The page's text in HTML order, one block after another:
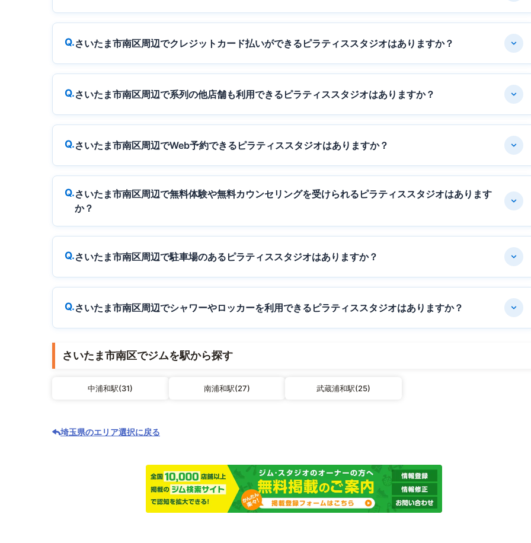
さいたま市南区周辺でクレジットカード払いができるピラティススタジオはありますか？
さいたま市南区周辺で系列の他店舗も利用できるピラティススタジオはありますか？
さいたま市南区周辺でWeb予約できるピラティススタジオはありますか？
さいたま市南区周辺で無料体験や無料カウンセリングを受けられるピラティススタジオはあります
か？
さいたま市南区周辺で駐車場のあるピラティススタジオはありますか？
さいたま市南区周辺でシャワーやロッカーを利用できるピラティススタジオはありますか？
さいたま市南区でジムを駅から探す
中浦和駅(31) 南浦和駅(27) 武蔵浦和駅(25)
埼玉県のエリア選択に戻る